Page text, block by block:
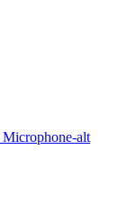
Microphone-alt